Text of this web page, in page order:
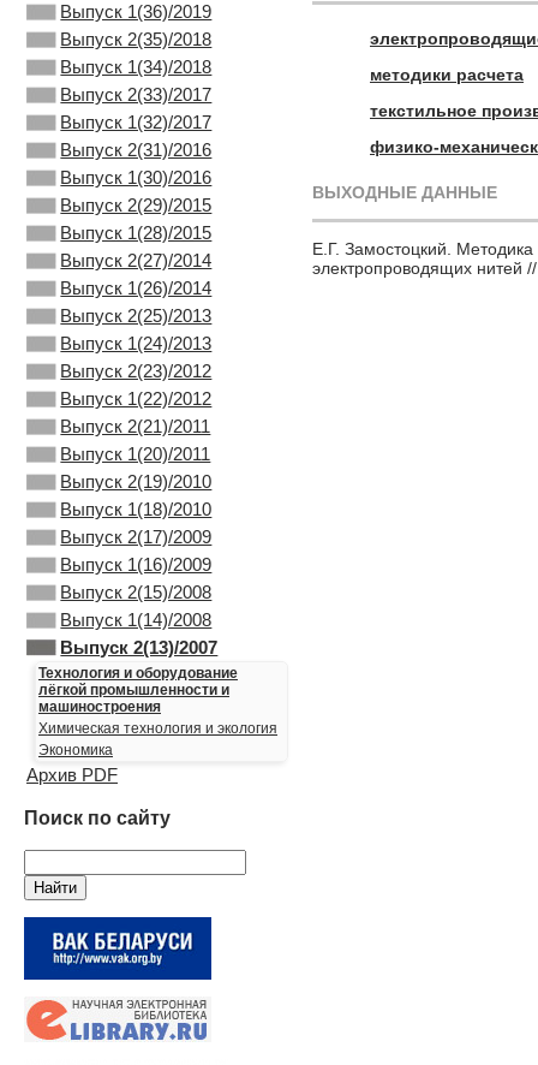
Выпуск 1(36)/2019
Выпуск 2(35)/2018
Выпуск 1(34)/2018
Выпуск 2(33)/2017
Выпуск 1(32)/2017
Выпуск 2(31)/2016
Выпуск 1(30)/2016
Выпуск 2(29)/2015
Выпуск 1(28)/2015
Выпуск 2(27)/2014
Выпуск 1(26)/2014
Выпуск 2(25)/2013
Выпуск 1(24)/2013
Выпуск 2(23)/2012
Выпуск 1(22)/2012
Выпуск 2(21)/2011
Выпуск 1(20)/2011
Выпуск 2(19)/2010
Выпуск 1(18)/2010
Выпуск 2(17)/2009
Выпуск 1(16)/2009
Выпуск 2(15)/2008
Выпуск 1(14)/2008
Выпуск 2(13)/2007
Технология и оборудование
лёгкой промышленности и
машиностроения
Химическая технология и экология
Экономика
Архив PDF
Поиск по сайту
методики расчета
текстильное
физико-
ВЫХОДНЫЕ ДАННЫЕ
Е.Г. Замостоцкий.
электропроводящих